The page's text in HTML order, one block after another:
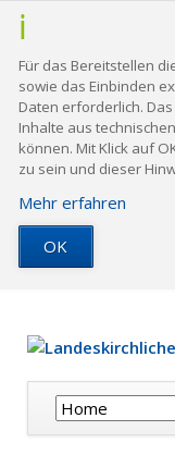
Für das Bereitstellen
sowie das Einbinden
Daten erforderlich.
Inhalte aus
können. Mit Klick auf
zu sein und dieser
Mehr erfahren
OK
Navigation